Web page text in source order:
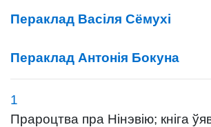
Пераклад Васіля Сёмухі
Пераклад Антонія Бокуна
1
Прароцтва пра Нінэвію; кніга